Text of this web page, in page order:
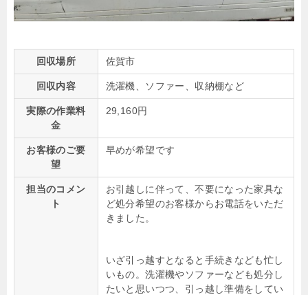
回収場所 佐賀市
回収内容 洗濯機、ソファー、収納棚など
実際の作業料
金
29,160円
お客様のご要
望
早めが希望です
担当のコメン
ト
お引越しに伴って、不要になった家具な
ど処分希望のお客様からお電話をいただ
きました。
いざ引っ越すとなると手続きなども忙し
いもの。洗濯機やソファーなども処分し
たいと思いつつ、引っ越し準備をしてい